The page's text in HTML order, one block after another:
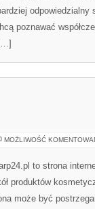
odpowiedzialny
poznawać
MOŻLIWOŚĆ
to strona
produktów
może być